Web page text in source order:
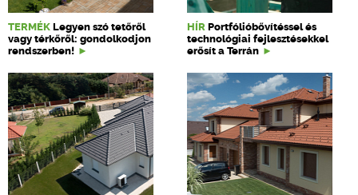
TERMÉK Legyen szó tetőről
vagy térkőről: gondolkodjon
rendszerben!
HÍR Portfólióbővítéssel és
technológiai fejlesztésekkel
erősít a Terrán